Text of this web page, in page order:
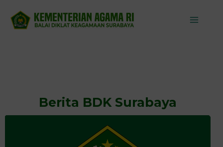
content
Berita BDK Surabaya